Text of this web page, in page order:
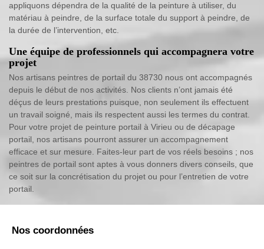
appliquons dépendra de la qualité de la peinture à utiliser, du
matériau à peindre, de la surface totale du support à peindre, de
la durée de l’intervention, etc.
Une équipe de professionnels qui accompagnera votre
projet
Nos artisans peintres de portail du 38730 nous ont accompagnés
depuis le début de nos activités. Nos clients n’ont jamais été
déçus de leurs prestations puisque, non seulement ils effectuent
un travail soigné, mais ils respectent aussi les termes du contrat.
Pour votre projet de peinture portail à Virieu ou de décapage
portail, nos artisans pourront assurer un accompagnement
efficace et sur mesure. Faites-leur part de vos réels besoins ; nos
peintres de portail sont aptes à vous donners divers conseils, que
ce soit sur la concrétisation du projet ou pour l’entretien de votre
portail.
Nos coordonnées